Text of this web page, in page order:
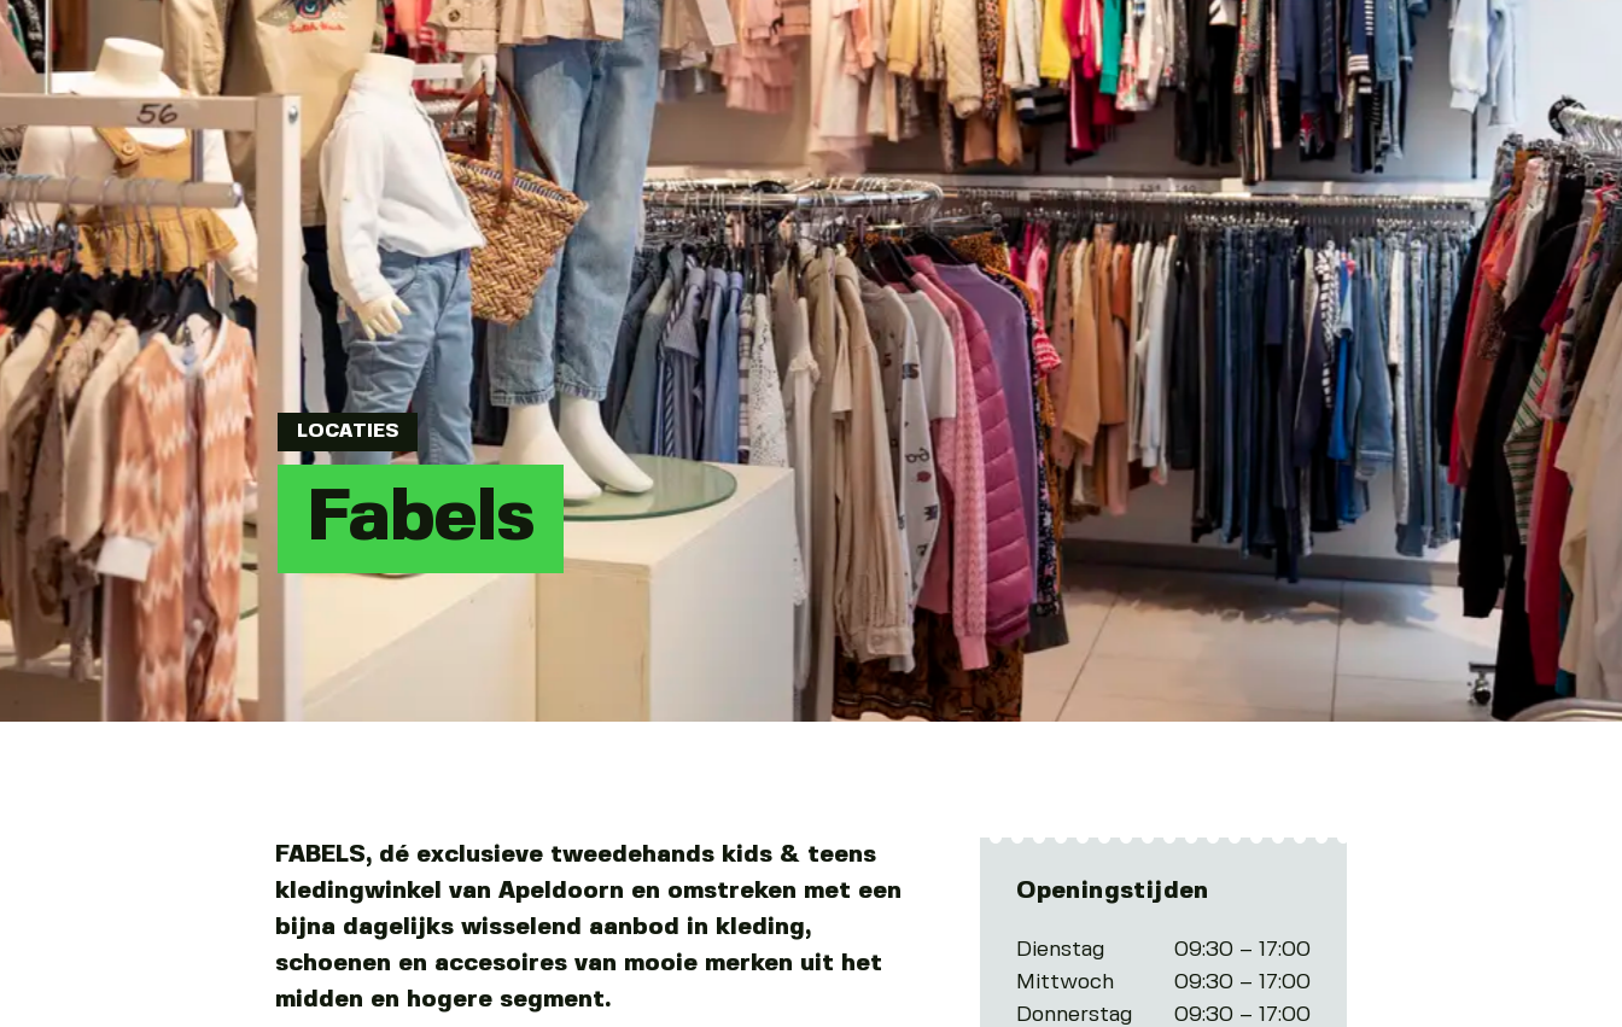
LOCATIES
Fabels
Openingstijden
Dienstag
09:30 – 17:00
Mittwoch
09:30 – 17:00
Donnerstag
09:30 – 17:00
FABELS, dé exclusieve tweedehands kids & teens
kledingwinkel van Apeldoorn en omstreken met een
bijna dagelijks wisselend aanbod in kleding,
schoenen en accesoires van mooie merken uit het
midden en hogere segment.